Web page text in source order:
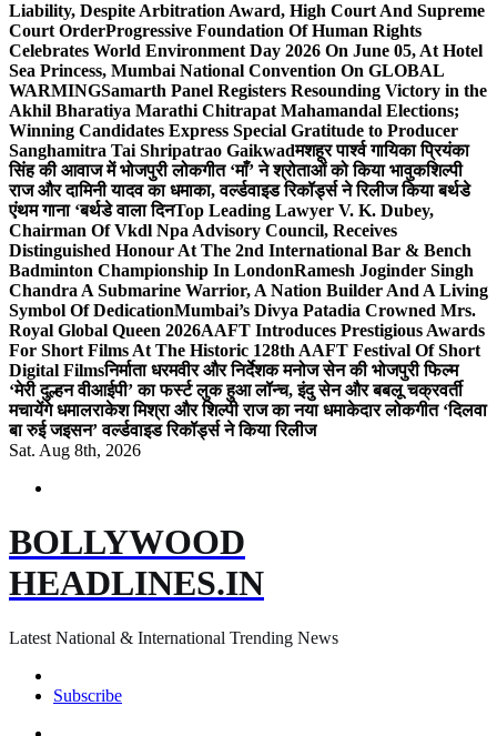
Liability, Despite Arbitration Award, High Court And Supreme
Court OrderProgressive Foundation Of Human Rights
Celebrates World Environment Day 2026 On June 05, At Hotel
Sea Princess, Mumbai National Convention On GLOBAL
WARMINGSamarth Panel Registers Resounding Victory in the
Akhil Bharatiya Marathi Chitrapat Mahamandal Elections;
Winning Candidates Express Special Gratitude to Producer
Sanghamitra Tai Shripatrao Gaikwadमशहूर पार्श्व गायिका प्रियंका
सिंह की आवाज में भोजपुरी लोकगीत ‘माँ’ ने श्रोताओं को किया भावुकशिल्पी
राज और दामिनी यादव का धमाका, वर्ल्डवाइड रिकॉर्ड्स ने रिलीज किया बर्थडे
एंथम गाना ‘बर्थडे वाला दिनTop Leading Lawyer V. K. Dubey,
Chairman Of Vkdl Npa Advisory Council, Receives
Distinguished Honour At The 2nd International Bar & Bench
Badminton Championship In LondonRamesh Joginder Singh
Chandra A Submarine Warrior, A Nation Builder And A Living
Symbol Of DedicationMumbai’s Divya Patadia Crowned Mrs.
Royal Global Queen 2026AAFT Introduces Prestigious Awards
For Short Films At The Historic 128th AAFT Festival Of Short
Digital Filmsनिर्माता धरमवीर और निर्देशक मनोज सेन की भोजपुरी फिल्म
‘मेरी दुल्हन वीआईपी’ का फर्स्ट लुक हुआ लॉन्च, इंदु सेन और बबलू चक्रवर्ती
मचायेंगे धमालराकेश मिश्रा और शिल्पी राज का नया धमाकेदार लोकगीत ‘दिलवा
बा रुई जइसन’ वर्ल्डवाइड रिकॉर्ड्स ने किया रिलीज
Sat. Aug 8th, 2026
BOLLYWOOD
HEADLINES.IN
Latest National & International Trending News
Subscribe